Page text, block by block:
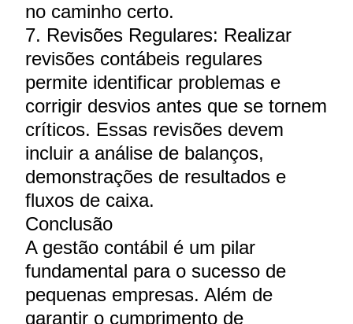
no caminho certo.
7. Revisões Regulares: Realizar
revisões contábeis regulares
permite identificar problemas e
corrigir desvios antes que se tornem
críticos. Essas revisões devem
incluir a análise de balanços,
demonstrações de resultados e
fluxos de caixa.
Conclusão
A gestão contábil é um pilar
fundamental para o sucesso de
pequenas empresas. Além de
garantir o cumprimento de